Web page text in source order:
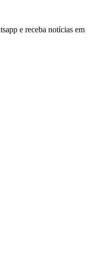
e receba notícias em